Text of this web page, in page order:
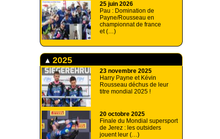
25 juin 2026
Pau : Domination de
Payne/Rousseau en
championnat de france
et (…)
2025
23 novembre 2025
Harry Payne et Kévin
Rousseau déchus de leur
titre mondial 2025 !
20 octobre 2025
Finale du Mondial supersport
de Jerez : les outsiders
jouent leur (…)